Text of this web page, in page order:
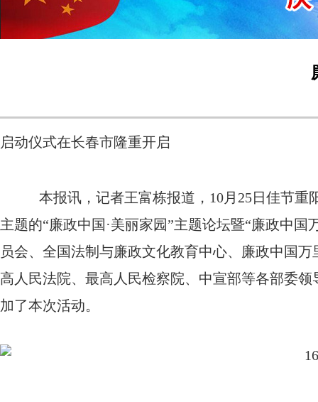
启动仪式在长春市隆重开启
本报讯，记者王富栋报道，10月25日佳节重阳
主题的“廉政中国·美丽家园”主题论坛暨“廉政中
员会、全国法制与廉政文化教育中心、廉政中国
高人民法院、最高人民检察院、中宣部等各部委
加了本次活动。